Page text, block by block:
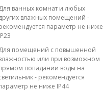
ванных комнат и любых
влажных помещений -
параметр не ниже
помещений с повышенной
или при возможном
попадании воды на
- рекомендуется
не ниже IP44